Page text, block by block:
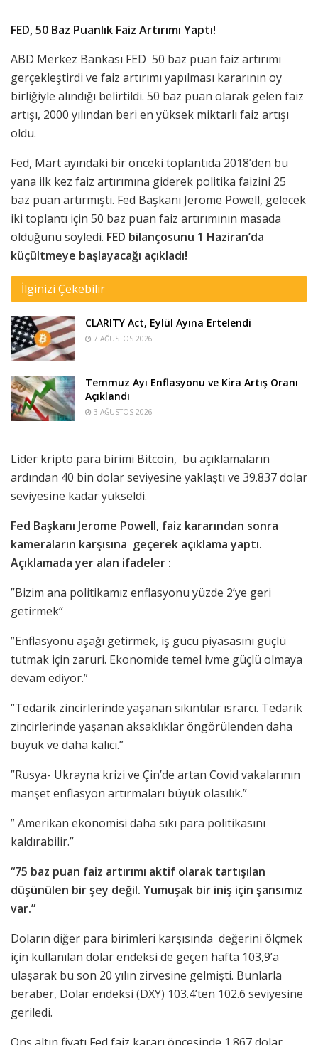
FED, 50 Baz Puanlık Faiz Artırımı Yaptı!
ABD Merkez Bankası FED 50 baz puan faiz artırımı
gerçekleştirdi ve faiz artırımı yapılması kararının oy
birliğiyle alındığı belirtildi. 50 baz puan olarak gelen faiz
artışı, 2000 yılından beri en yüksek miktarlı faiz artışı
oldu.
Fed, Mart ayındaki bir önceki toplantıda 2018’den bu
yana ilk kez faiz artırımına giderek politika faizini 25
baz puan artırmıştı. Fed Başkanı Jerome Powell, gelecek
iki toplantı için 50 baz puan faiz artırımının masada
olduğunu söyledi. FED bilançosunu 1 Haziran’da
küçültmeye başlayacağı açıkladı!
İlginizi Çekebilir
CLARITY Act, Eylül Ayına Ertelendi
7 AĞUSTOS 2026
Temmuz Ayı Enflasyonu ve Kira Artış Oranı
Açıklandı
3 AĞUSTOS 2026
Lider kripto para birimi Bitcoin, bu açıklamaların
ardından 40 bin dolar seviyesine yaklaştı ve 39.837 dolar
seviyesine kadar yükseldi.
Fed Başkanı Jerome Powell, faiz kararından sonra
kameraların karşısına geçerek açıklama yaptı. ​
Açıklamada yer alan ifadeler :
”Bizim ana politikamız enflasyonu yüzde 2’ye geri
getirmek“
”Enflasyonu aşağı getirmek, iş gücü piyasasını güçlü
tutmak için zaruri. Ekonomide temel ivme güçlü olmaya
devam ediyor.”
“Tedarik zincirlerinde yaşanan sıkıntılar ısrarcı. Tedarik
zincirlerinde yaşanan aksaklıklar öngörülenden daha
büyük ve daha kalıcı.”
”Rusya- Ukrayna krizi ve Çin’de artan Covid vakalarının
manşet enflasyon artırmaları büyük olasılık.”
” Amerikan ekonomisi daha sıkı para politikasını
kaldırabilir.”
“75 baz puan faiz artırımı aktif olarak tartışılan
düşünülen bir şey değil. Yumuşak bir iniş için şansımız
var.”
Doların diğer para birimleri karşısında değerini ölçmek
için kullanılan dolar endeksi de geçen hafta 103,9’a
ulaşarak bu son 20 yılın zirvesine gelmişti. Bunlarla
beraber, Dolar endeksi (DXY) 103.4’ten 102.6 seviyesine
geriledi.